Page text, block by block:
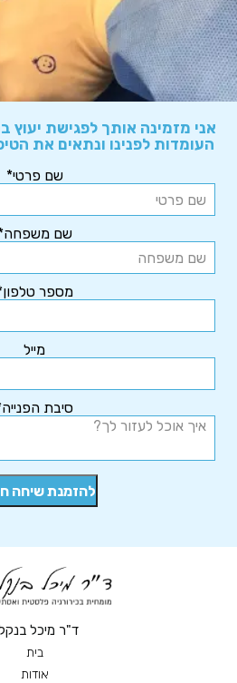
אני מזמינה אותך לפגישת יעוץ
העומדות לפנינו ונתאים את
שם פרטי*
שם
מספר
מייל
סיבת
ד"ר מיכל
בית
אודות